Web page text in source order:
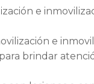
e
e
brindar